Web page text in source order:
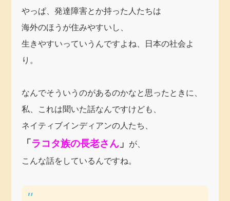
やっぱ、発達障害とか持った人たちは
海外のほうが住みやすいし、
生きやすいっていうんですよね、日本の社会よ
り。
なんでそういうのがあるのかなと思ったときに、
私、これは聞いた話なんですけども、
ネイティブインディアンの人たち、
「 ラコタ族の長老さん 」
が、
こんな話をしているんですね。